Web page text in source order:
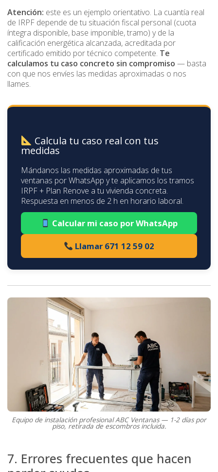
Atención: este es un ejemplo orientativo. La cuantía real
de IRPF depende de tu situación fiscal personal (cuota
íntegra disponible, base imponible, tramo) y de la
calificación energética alcanzada, acreditada por
certificado emitido por técnico competente. Te
calculamos tu caso concreto sin compromiso — basta
con que nos envíes las medidas aproximadas o nos
llames.
Calcula tu caso real con tus
medidas
Mándanos las medidas aproximadas de tus
ventanas por WhatsApp y te aplicamos los tramos
IRPF + Plan Renove a tu vivienda concreta.
Respuesta en menos de 2 h en horario laboral.
Calcular mi caso por WhatsApp
Llamar 671 12 59 02
Equipo de instalación profesional ABC Ventanas — 1-2 días por
piso, retirada de escombros incluida.
7. Errores frecuentes que hacen